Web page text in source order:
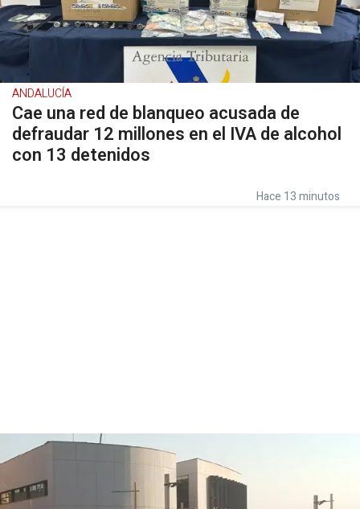
ANDALUCÍA
Cae una red de blanqueo acusada de
defraudar 12 millones en el IVA de alcohol
con 13 detenidos
Hace 13 minutos